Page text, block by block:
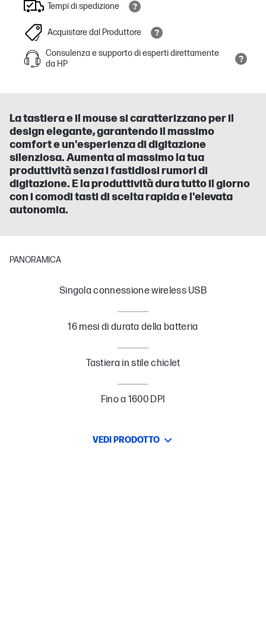
Tempi di spedizione
Acquistare dal Produttore
Consulenza e supporto di esperti direttamente
da HP
La tastiera e il mouse si caratterizzano per il
design elegante, garantendo il massimo
comfort e un'esperienza di digitazione
silenziosa. Aumenta al massimo la tua
produttività senza i fastidiosi rumori di
digitazione. E la produttività dura tutto il giorno
con i comodi tasti di scelta rapida e l'elevata
autonomia.
PANORAMICA
Singola connessione wireless USB
16 mesi di durata della batteria
Tastiera in stile chiclet
Fino a 1600 DPI
VEDI PRODOTTO